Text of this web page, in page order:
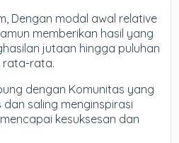
Dengan modal awal relative
memberikan hasil yang
jutaan hingga puluhan
rata-rata.
dengan Komunitas yang
dan saling menginspirasi
kesuksesan dan